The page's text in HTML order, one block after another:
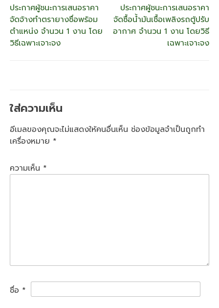
แนะแนว
เรื่อง
ประกาศผู้ชนะการเสนอราคา
จัดจ้างทำตรายางชื่อพร้อม
ตำแหน่ง จำนวน 1 งาน โดย
วิธีเฉพาะเจาะจง
ประกาศผู้ชนะการเสนอราคา
จัดซื้อน้ำมันเชื้อเพลิงรถตู้ปรับ
อากาศ จำนวน 1 งาน โดยวิธี
เฉพาะเจาะจง
ใส่ความเห็น
อีเมลของคุณจะไม่แสดงให้คนอื่นเห็น ช่องข้อมูลจำเป็นถูกทำ
เครื่องหมาย *
ความเห็น *
ชื่อ *